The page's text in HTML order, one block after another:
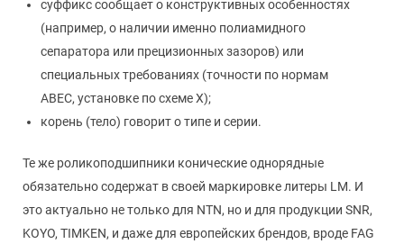
суффикс сообщает о конструктивных особенностях
(например, о наличии именно полиамидного
сепаратора или прецизионных зазоров) или
специальных требованиях (точности по нормам
ABEC, установке по схеме Х);
корень (тело) говорит о типе и серии.
Те же роликоподшипники конические однорядные
обязательно содержат в своей маркировке литеры LM. И
это актуально не только для NTN, но и для продукции SNR,
KOYO, TIMKEN, и даже для европейских брендов, вроде FAG